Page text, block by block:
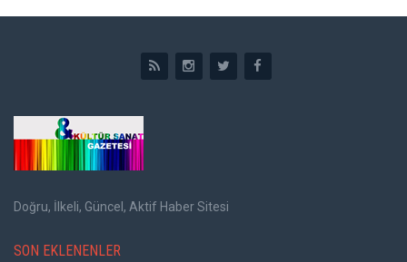
Doğru, İlkeli, Güncel, Aktif Haber Sitesi
SON EKLENENLER